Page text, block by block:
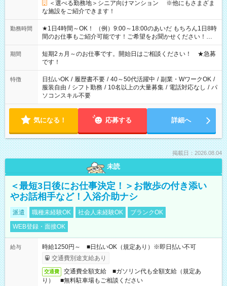
＜選べる勤務地＞シニア向けマンション ※他にもさまざま
な施設をご紹介できます！
勤務時間
★1日4時間～OK！ （例）9:00～18:00のあいだ もちろん1日8時
間のお仕事もご紹介可能です！ご希望をお聞かせください！★
家庭の都合でお休みが必要な場合も遠慮なくご相談ください。
※週最低15時間以上の勤務が必要です
期間
短期2ヵ月～のお仕事です。開始日はご相談ください！ ★急募
です！
特徴 日払いOK / 履歴書不要 / 40～50代活躍中 / 副業・WワークOK /
服装自由 / シフト勤務 / 10名以上の大量募集 / 電話対応なし / パ
ソコンスキル不要
気になる！ 応募する 詳細へ
掲載日：2026.08.04
未読
＜最短3日後にお仕事決定！＞お散歩の付き添い
やお話相手など！入浴介助ナシ
派遣 職種未経験OK 社会人未経験OK
ブランクOK
WEB登録・面接OK
給与
時給1250円～ ■日払いOK（規定あり）※即日払い不可
交通費別途支給あり
交通費
交通費全額支給 ■ガソリン代も全額支給（規定あ
り） ■無料駐車場もご相談ください